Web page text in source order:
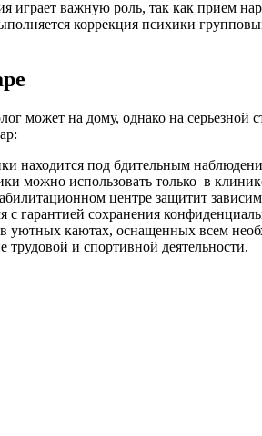
играет важную роль, так как прием
коррекция психики
может на дому, однако на
находится под бдительным
можно использовать только в
центре защитит
с гарантией сохранения
уютных каютах, оснащенных всем
трудовой и спортивной деятельности.